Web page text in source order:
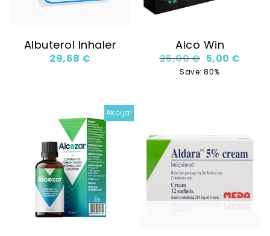
Albuterol Inhaler
29,68 €
Alco Win
25,00€ Original
5,00 €
Save: 80%
Akcija!